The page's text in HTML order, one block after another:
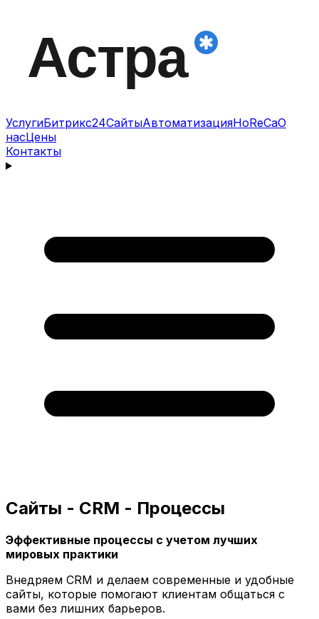
УслугиБитрикс24СайтыАвтоматизацияHoReCaО
насЦены
Контакты
Сайты - CRM - Процессы
Эффективные процессы с учетом лучших
мировых практики
Внедряем CRM и делаем современные и удобные
сайты, которые помогают клиентам общаться с
вами без лишних барьеров.